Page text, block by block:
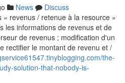
News
Discuss
revenus / retenue à la resource »
les informations de revenus et de
de revenus ; modification d'un
rectifier le montant de revenu et /
the-
solution-that-nobody-is-